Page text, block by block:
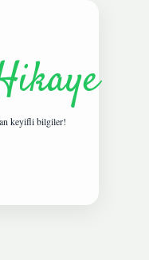
keyifli bilgiler!